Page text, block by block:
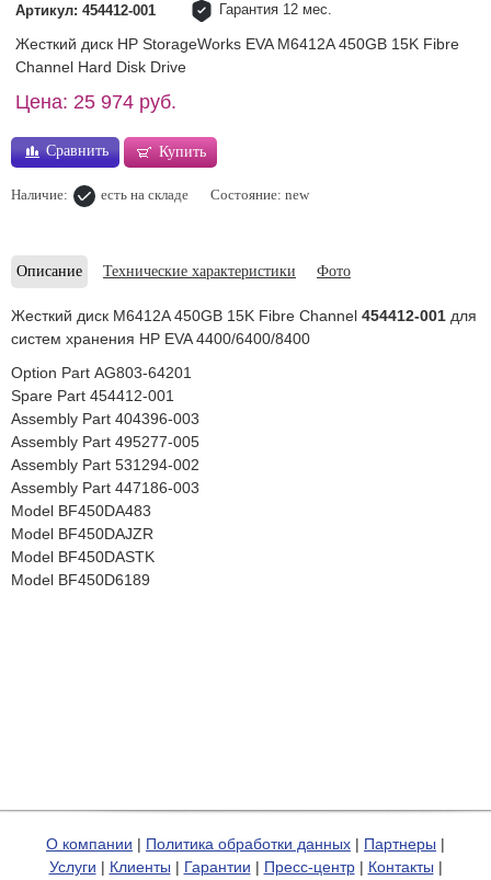
Артикул: 454412-001 Гарантия 12 мес.
Жесткий диск HP StorageWorks EVA M6412A 450GB 15K Fibre
Channel Hard Disk Drive
Цена: 25 974 руб.
Сравнить Купить
Наличие: есть на складе Состояние: new
Описание Технические характеристики Фото
Жесткий диск M6412A 450GB 15K Fibre Channel 454412-001 для
систем хранения HP EVA 4400/6400/8400
Option Part AG803-64201
Spare Part 454412-001
Assembly Part 404396-003
Assembly Part 495277-005
Assembly Part 531294-002
Assembly Part 447186-003
Model BF450DA483
Model BF450DAJZR
Model BF450DASTK
Model BF450D6189
О компании | Политика обработки данных | Партнеры |
Услуги | Клиенты | Гарантии | Пресс-центр| Контакты |